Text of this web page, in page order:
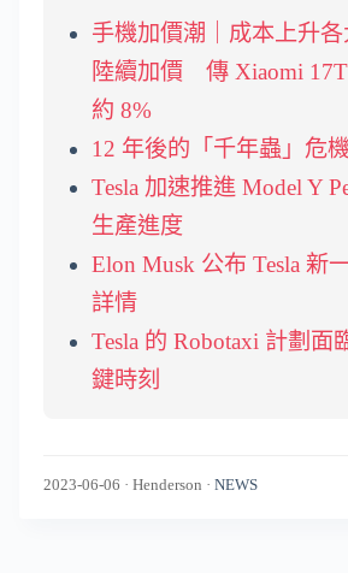
手機加價潮｜成本上升
陸續加價 傳 Xiaomi
約 8%
12 年後的「千年蟲」危
Tesla 加速推進 Model Y
生產進度
Elon Musk 公布 Tesla 新
詳情
Tesla 的 Robotaxi 計劃面
鍵時刻
2023-06-06 · Henderson · NEWS